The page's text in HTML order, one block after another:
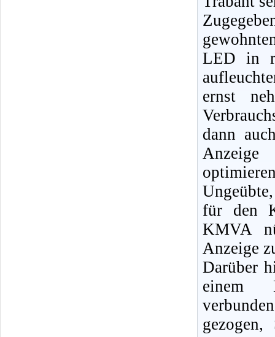
LED in
ernst
dann
für den
KMVA
Anzeige
Darüber
einem
gezogen,